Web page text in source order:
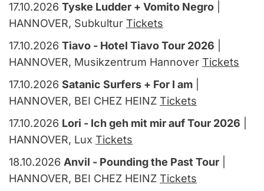
17.10.2026 Tyske Ludder + Vomito Negro
HANNOVER, Subkultur Tickets
17.10.2026 Tiavo - Hotel Tiavo Tour 2026
HANNOVER, Musikzentrum Hannover Tickets
17.10.2026 Satanic Surfers + For I am
HANNOVER, BEI CHEZ HEINZ Tickets
17.10.2026 Lori - Ich geh mit mir auf Tour 2026
HANNOVER, Lux Tickets
18.10.2026 Anvil - Pounding the Past Tour
HANNOVER, BEI CHEZ HEINZ Tickets